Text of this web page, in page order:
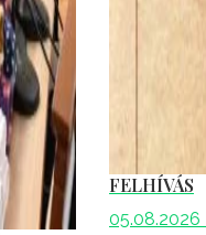
FELHÍVÁS
05.08.2026